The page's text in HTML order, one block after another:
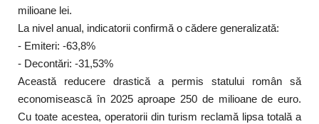
milioane lei.
La nivel anual, indicatorii confirmă o cădere generalizată:
- Emiteri: -63,8%
- Decontări: -31,53%
Această reducere drastică a permis statului român să
economisească în 2025 aproape 250 de milioane de euro.
Cu toate acestea, operatorii din turism reclamă lipsa totală a